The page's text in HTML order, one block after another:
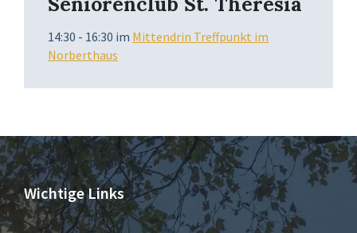
14:30 - 16:30 im Mittendrin Treffpunkt im
Norberthaus
Wichtige Links